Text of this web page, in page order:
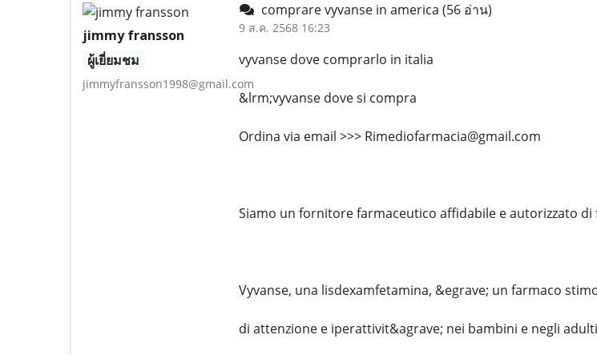
jimmy fransson
ผู้เยี่ยมชม
jimmyfransson1998@gmail.com
comprare vyvanse in america (56 อ่าน)
9 ส.ค. 2568 16:23
vyvanse dove comprarlo in italia
&lrm;vyvanse dove si compra
Ordina via email >>> Rimediofarmacia@gmail.com
Siamo un fornitore farmaceutico affidabile e autorizzato di
Vyvanse, una lisdexamfetamina, &egrave; un farmaco
di attenzione e iperattivit&agrave; nei bambini e negli